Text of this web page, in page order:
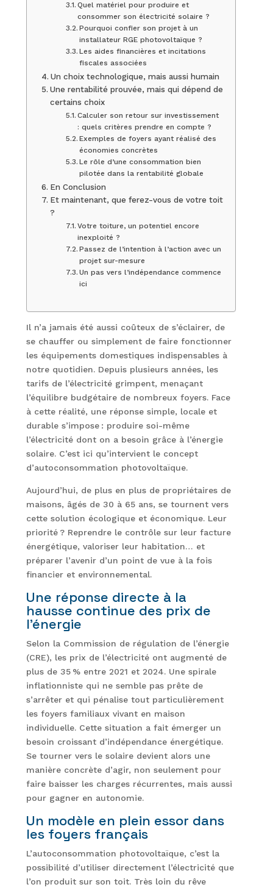
Quel matériel pour produire et
consommer son électricité solaire ?
Pourquoi confier son projet à un
installateur RGE photovoltaïque ?
Les aides financières et incitations
fiscales associées
Un choix technologique, mais aussi humain
Une rentabilité prouvée, mais qui dépend de
certains choix
Calculer son retour sur investissement
: quels critères prendre en compte ?
Exemples de foyers ayant réalisé des
économies concrètes
Le rôle d’une consommation bien
pilotée dans la rentabilité globale
En Conclusion
Et maintenant, que ferez-vous de votre toit
?
Votre toiture, un potentiel encore
inexploité ?
Passez de l’intention à l’action avec un
projet sur-mesure
Un pas vers l’indépendance commence
ici
Il n’a jamais été aussi coûteux de s’éclairer, de
se chauffer ou simplement de faire fonctionner
les équipements domestiques indispensables à
notre quotidien. Depuis plusieurs années, les
tarifs de l’électricité grimpent, menaçant
l’équilibre budgétaire de nombreux foyers. Face
à cette réalité, une réponse simple, locale et
durable s’impose : produire soi-même
l’électricité dont on a besoin grâce à l’énergie
solaire. C’est ici qu’intervient le concept
d’autoconsommation photovoltaïque.
Aujourd’hui, de plus en plus de propriétaires de
maisons, âgés de 30 à 65 ans, se tournent vers
cette solution écologique et économique. Leur
priorité ? Reprendre le contrôle sur leur facture
énergétique, valoriser leur habitation… et
préparer l’avenir d’un point de vue à la fois
financier et environnemental.
Une réponse directe à la
hausse continue des prix de
l’énergie
Selon la Commission de régulation de l’énergie
(CRE), les prix de l’électricité ont augmenté de
plus de 35 % entre 2021 et 2024. Une spirale
inflationniste qui ne semble pas prête de
s’arrêter et qui pénalise tout particulièrement
les foyers familiaux vivant en maison
individuelle. Cette situation a fait émerger un
besoin croissant d’indépendance énergétique.
Se tourner vers le solaire devient alors une
manière concrète d’agir, non seulement pour
faire baisser les charges récurrentes, mais aussi
pour gagner en autonomie.
Un modèle en plein essor dans
les foyers français
L’autoconsommation photovoltaïque, c’est la
possibilité d’utiliser directement l’électricité que
l’on produit sur son toit. Très loin du rêve